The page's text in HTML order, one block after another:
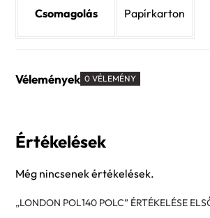
Csomagolás Papírkarton
Vélemények 0 VÉLEMÉNY
Értékelések
Még nincsenek értékelések.
„LONDON POL140 POLC” ÉRTÉKELÉSE